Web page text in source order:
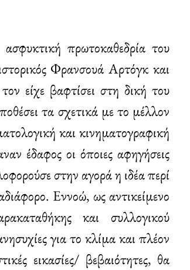
πρωτοκαθεδρία του
Φρανσουά Αρτόγκ και
είχε βαφτίσει στη δική του
τα σχετικά με το μέλλον
και κινηματογραφική
έδαφος οι όποιες αφηγήσεις
στην αγορά η ιδέα περί
Εννοώ, ως αντικείμενο
και συλλογικού
για το κλίμα και πλέον
εικασίες/ βεβαιότητες, θα